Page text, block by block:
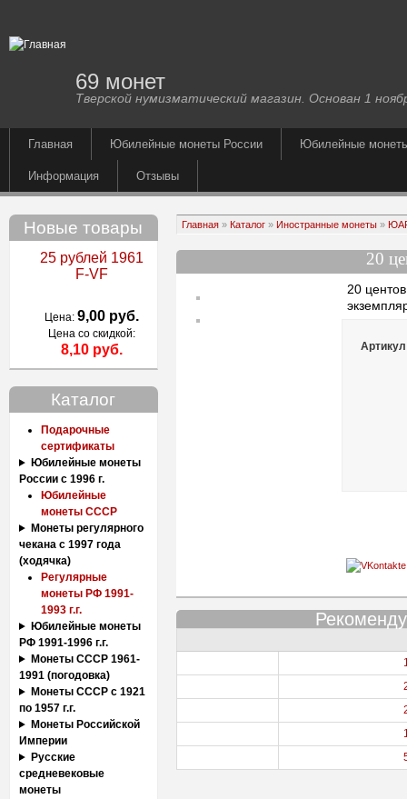
69 монет
Тверской нумизматический магазин. Основан 1
Главная Юбилейные монеты России Юбилейные
Информация Отзывы
Новые товары
25 рублей 1961
F-VF
Цена: 9,00 руб.
Цена со скидкой:
8,10 руб.
Каталог
Подарочные
сертификаты
Юбилейные монеты
России с 1996 г.
Юбилейные
монеты СССР
Монеты регулярного
чекана с 1997 года
(ходячка)
Регулярные
монеты РФ 1991-
1993 г.г.
Юбилейные монеты
РФ 1991-1996 г.г.
Монеты СССР 1961-
1991 (погодовка)
Монеты СССР с 1921
по 1957 г.г.
Монеты Российской
Империи
Русские
средневековые
монеты
Главная» Каталог» Иностранные монеты»
20
20